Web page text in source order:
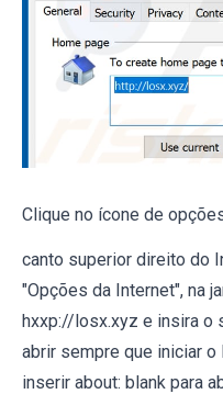
Clique no ícone de
canto superior direito do
"Opções da Internet", na
hxxp://losx.xyz e insira o
abrir sempre que iniciar o
inserir about: blank para